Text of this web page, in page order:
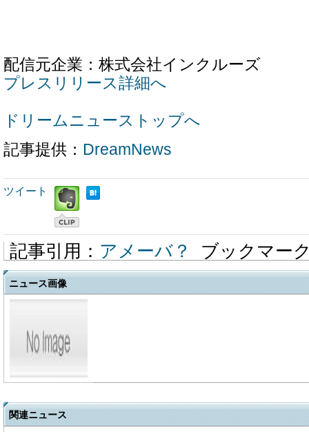
配信元企業：株式会社インクルーズ
プレスリリース詳細へ
ドリームニューストップへ
記事提供： DreamNews
ツイート
記事引用： アメーバ？ ブックマー
ニュース画像
関連ニュース